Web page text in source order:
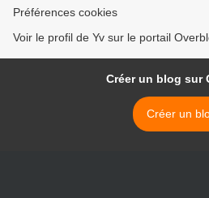
Préférences cookies
Voir le profil de Yv sur le portail
Créer un blog sur
Créer un